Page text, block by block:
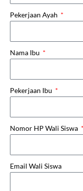
Pekerjaan Ayah
Nama Ibu
Pekerjaan Ibu
Nomor HP Wali Siswa
Email Wali Siswa